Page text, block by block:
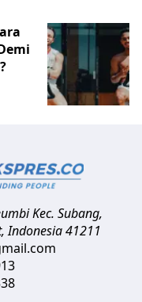
Kec. Subang,
,Indonesia41211